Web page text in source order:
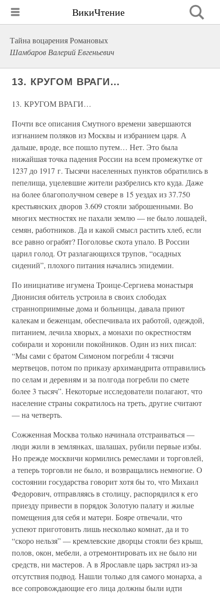
ВикиЧтение
Тайна воцарения Романовых
Шамбаров Валерий Евгеньевич
13. КРУГОМ ВРАГИ…
13. КРУГОМ ВРАГИ…
Почти все описания Смутного времени завершаются
изгнанием поляков из Москвы и избранием царя. А
дальше, вроде, все пошло путем… Нет. Это была
нижайшая точка падения России на всем промежутке от
1237 до 1917 г. Тысячи населенных пунктов обратились в
пепелища, уцелевшие жители разбрелись кто куда. Даже
на более благополучном севере в 15 уездах из 37.750
крестьянских дворов 3.609 стояли заброшенными. Во
многих местностях не пахали землю — не было лошадей,
семян, работников. Да и какой смысл растить хлеб, если
все равно ограбят? Поголовье скота упало. В России
царил голод. От разлагающихся трупов, “осадных
сидений”, плохого питания начались эпидемии.
По инициативе игумена Троице-Сергиева монастыря
Дионисия обитель устроила в своих слободах
странноприимные дома и больницы, давала приют
калекам и беженцам, обеспечивала их работой, одеждой,
питанием, лечила хворых, а монахи по окрестностям
собирали и хоронили покойников. Один из них писал:
“Мы сами с братом Симоном погребли 4 тясячи
мертвецов, потом по приказу архимандрита отправились
по селам и деревням и за полгода погребли по смете
более 3 тысяч”. Некоторые исследователи полагают, что
население страны сократилось на треть, другие считают
— на четверть.
Сожженная Москва только начинала отстраиваться —
люди жили в землянках, шалашах, рубили первые избы.
Но прежде москвичи кормились ремеслами и торговлей,
а теперь торговли не было, и возвращались немногие. О
состоянии государства говорит хотя бы то, что Михаил
Федорович, отправляясь в столицу, распорядился к его
приезду привести в порядок Золотую палату и жилые
помещения для себя и матери. Бояре отвечали, что
успеют приготовить лишь несколько комнат, да и то
“скоро нельзя” — кремлевские дворцы стояли без крыш,
полов, окон, мебели, а отремонтировать их не было ни
средств, ни мастеров. А в Ярославле царь застрял из-за
отсутствия подвод. Нашли только для самого монарха, а
все сопровождающие его лица должны были идти